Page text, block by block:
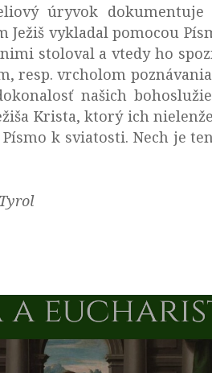
úryvok
Ježiš vykladal pomocou
stoloval a vtedy ho
resp. vrcholom
našich
Krista, ktorý ich
Písmo k sviatosti. Nech je